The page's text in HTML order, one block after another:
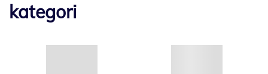
kategori